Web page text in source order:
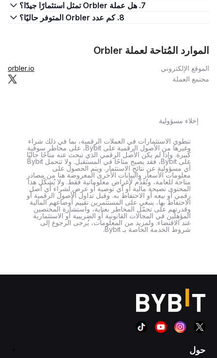
7. هل عملة Orbler تمثل استثمارًا جيدًا؟
8. كم عدد Orbler المتوفر حاليًا؟
الموارد المُتاحة لعملة Orbler
الموقع الإلكتروني
orbler.io
مجتمع العملة
إخلاء مسؤولية
تنطوي الاستثمارات في العملات الرقمية، بما في ذلك شراء
وغيرها من الأصول الرقمية على Bybit، على مخاطر سوقية
كبيرة. وإذا لم يكن الأصل الرقمي الذي تبحث عنه متاحًا حاليًا
على Bybit، فقد يصبح متاحًا في المستقبل. ولا تتحمل Bybit
أي مسؤولية عن نتائج الاستثمار. ويتم الحصول على
معلومات الأسعار والبيانات الأخرى المعروضة هنا من مصادر
متاحة للعامة، وتُقدَّم لأغراض معلوماتية فقط. ولا يُشكّل هذا
المحتوى نصيحة مالية أو أي توصية أو عرض لشراء أي أصل
رقمي أو بيعه أو الاحتفاظ به. وقبل تداول الأصول الرقمية أو
الاحتفاظ بها، ينبغي على المستثمرين تقييم أوضاعهم المالية
وقدرتهم على تحمّل المخاطر بعناية، واستشارة المختصين
المؤهلين في المجالات القانونية أو الضريبية أو الاستثمارية
عند الاقتضاء. ولمزيد من المعلومات، يُرجى الرجوع إلى
شروط الخدمة الخاصة بـ Bybit.
حول